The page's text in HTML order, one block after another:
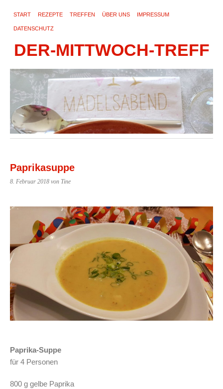
START REZEPTE TREFFEN ÜBER UNS IMPRESSUM
DATENSCHUTZ
DER-MITTWOCH-TREFF
Paprikasuppe
8. Februar 2018 von Tine
Paprika-Suppe
für 4 Personen
800 g gelbe Paprika